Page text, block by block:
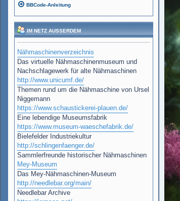
BBCode-Anleitung
IM NETZ AUSSERDEM
Nähmaschinenverzeichnis
Das virtuelle Nähmaschinenmuseum und
Nachschlagewerk für alte Nähmaschinen
http://www.unicumf.de/
Themen rund um die Nähmaschine von Ursel
Niggemann
https://www.schaustickerei-plauen.de/
Eine lebendige Museumsfabrik
https://www.museum-waeschefabrik.de/
Bielefelder Industriekultur
http://schlingenfaenger.de/
Sammlerfreunde historischer Nähmaschinen
Mey-Museum
Das Mey-Nähmaschinen-Museum
http://needlebar.org/main/
Needlebar Archive